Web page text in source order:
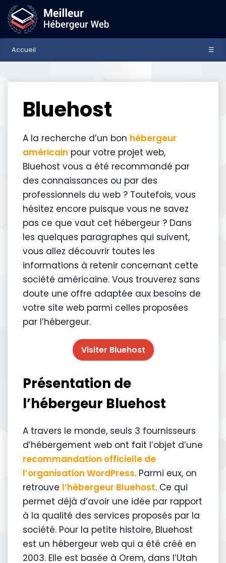
Accueil ☰
Bluehost
A la recherche d’un bon hébergeur
américain pour votre projet web,
Bluehost vous a été recommandé par
des connaissances ou par des
professionnels du web ? Toutefois, vous
hésitez encore puisque vous ne savez
pas ce que vaut cet hébergeur ? Dans
les quelques paragraphes qui suivent,
vous allez découvrir toutes les
informations à retenir concernant cette
société américaine. Vous trouverez sans
doute une offre adaptée aux besoins de
votre site web parmi celles proposées
par l’hébergeur.
Visiter Bluehost
Présentation de
l’hébergeur Bluehost
A travers le monde, seuls 3 fournisseurs
d’hébergement web ont fait l’objet d’une
recommandation officielle de
l’organisation WordPress. Parmi eux, on
retrouve l’hébergeur Bluehost. Ce qui
permet déjà d’avoir une idée par rapport
à la qualité des services proposés par la
société. Pour la petite histoire, Bluehost
est un hébergeur web qui a été créé en
2003. Elle est basée à Orem, dans l’Utah